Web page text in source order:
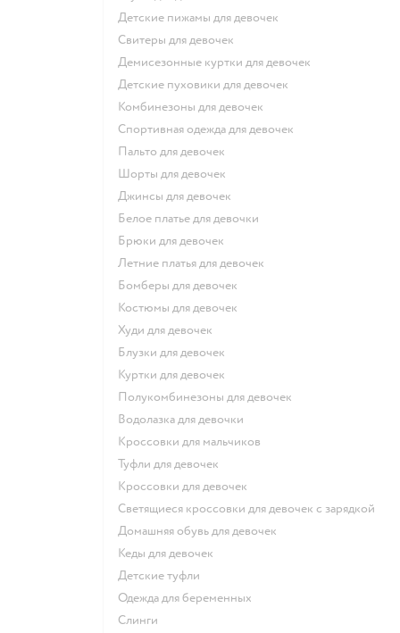
Детские пижамы для девочек
Свитеры для девочек
Демисезонные куртки для девочек
Детские пуховики для девочек
Комбинезоны для девочек
Спортивная одежда для девочек
Пальто для девочек
Шорты для девочек
Джинсы для девочек
Белое платье для девочки
Брюки для девочек
Летние платья для девочек
Бомберы для девочек
Костюмы для девочек
Худи для девочек
Блузки для девочек
Куртки для девочек
Полукомбинезоны для девочек
Водолазка для девочки
Кроссовки для мальчиков
Туфли для девочек
Кроссовки для девочек
Светящиеся кроссовки для девочек с зарядкой
Домашняя обувь для девочек
Кеды для девочек
Детские туфли
Одежда для беременных
Слинги